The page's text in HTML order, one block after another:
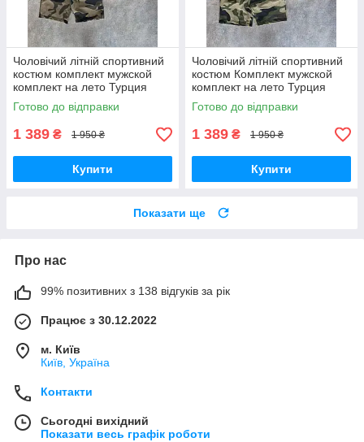
Чоловічий літній спортивний
костюм комплект мужской
комплект на лето Турция
Готово до відправки
1 389 ₴ 1 950 ₴
Купити
Чоловічий літній спортивний
костюм Комплект мужской
комплект на лето Турция
Готово до відправки
1 389 ₴ 1 950 ₴
Купити
Показати ще
Про нас
99% позитивних з 138 відгуків за рік
Працює з 30.12.2022
м. Київ
Київ, Україна
Контакти
Сьогодні вихідний
Показати весь графік роботи